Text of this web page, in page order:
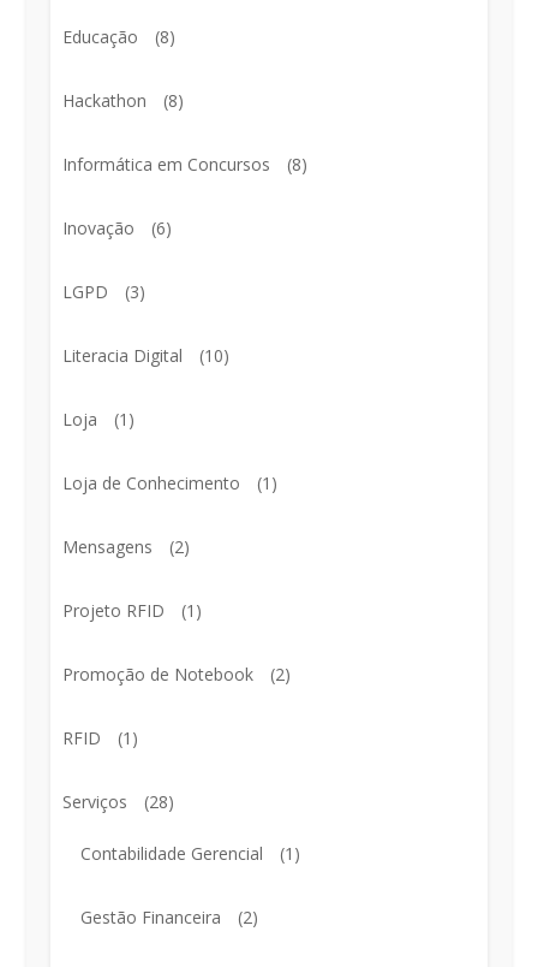
Educação (8)
Hackathon (8)
Informática em Concursos (8)
Inovação (6)
LGPD (3)
Literacia Digital (10)
Loja (1)
Loja de Conhecimento (1)
Mensagens (2)
Projeto RFID (1)
Promoção de Notebook (2)
RFID (1)
Serviços (28)
Contabilidade Gerencial (1)
Gestão Financeira (2)